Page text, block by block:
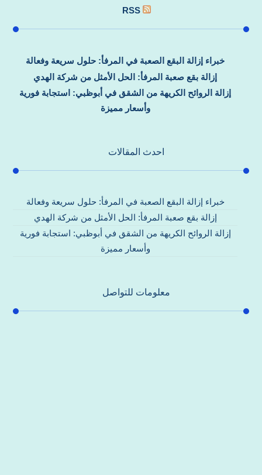
RSS
خبراء إزالة البقع الصعبة في المرفأ: حلول سريعة وفعالة
إزالة بقع صعبة المرفأ: الحل الأمثل من شركة الهدي
إزالة الروائح الكريهة من الشقق في أبوظبي: استجابة فورية
وأسعار مميزة
احدث المقالات
خبراء إزالة البقع الصعبة في المرفأ: حلول سريعة وفعالة
إزالة بقع صعبة المرفأ: الحل الأمثل من شركة الهدي
إزالة الروائح الكريهة من الشقق في أبوظبي: استجابة فورية
وأسعار مميزة
معلومات للتواصل